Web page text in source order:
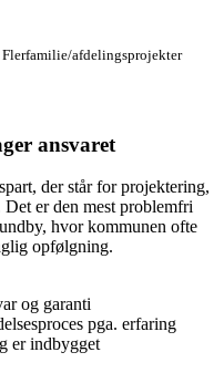
Flerfamilie/afdelingsprojekter
ansvaret
der står for projektering,
er den mest problemfri
hvor kommunen ofte
opfølgning.
og garanti
pga. erfaring
er indbygget